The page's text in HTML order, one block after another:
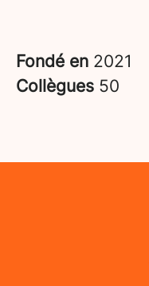
Fondé en 2021
Collègues 50